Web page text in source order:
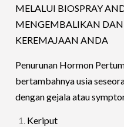
MELALUI BIOSPRAY
MENGEMBALIKAN
KEREMAJAAN ANDA
Penurunan Hormon
bertambahnya usia
dengan gejala atau
Keriput